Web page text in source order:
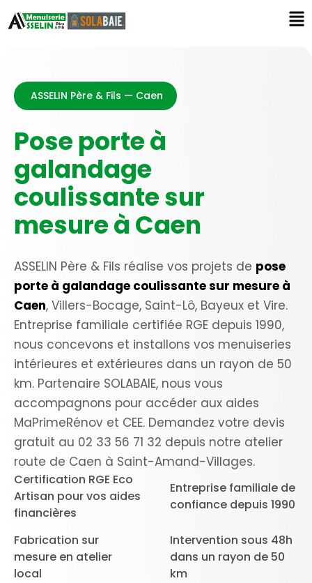
ASSELIN Père & Fils — Caen
Pose porte à
galandage
coulissante sur
mesure à Caen
ASSELIN Père & Fils réalise vos projets de pose
porte à galandage coulissante sur mesure à
Caen, Villers-Bocage, Saint-Lô, Bayeux et Vire.
Entreprise familiale certifiée RGE depuis 1990,
nous concevons et installons vos menuiseries
intérieures et extérieures dans un rayon de 50
km. Partenaire SOLABAIE, nous vous
accompagnons pour accéder aux aides
MaPrimeRénov et CEE. Demandez votre devis
gratuit au 02 33 56 71 32 depuis notre atelier
route de Caen à Saint-Amand-Villages.
Certification RGE Eco
Artisan pour vos aides
financières
Entreprise familiale de
confiance depuis 1990
Fabrication sur
mesure en atelier
local
Intervention sous 48h
dans un rayon de 50
km